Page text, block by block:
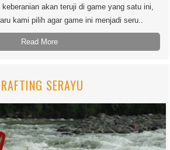
akan teruji di game yang satu ini,
kami pilih agar game ini menjadi seru..
Read More
RAFTING SERAYU